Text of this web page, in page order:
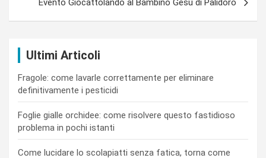
Evento Giocattolando al Bambino Gesù di Palidoro
Ultimi Articoli
Fragole: come lavarle correttamente per eliminare
definitivamente i pesticidi
Foglie gialle orchidee: come risolvere questo fastidioso
problema in pochi istanti
Come lucidare lo scolapiatti senza fatica, torna come